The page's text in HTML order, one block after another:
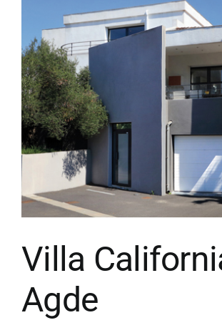
Villa
Agde